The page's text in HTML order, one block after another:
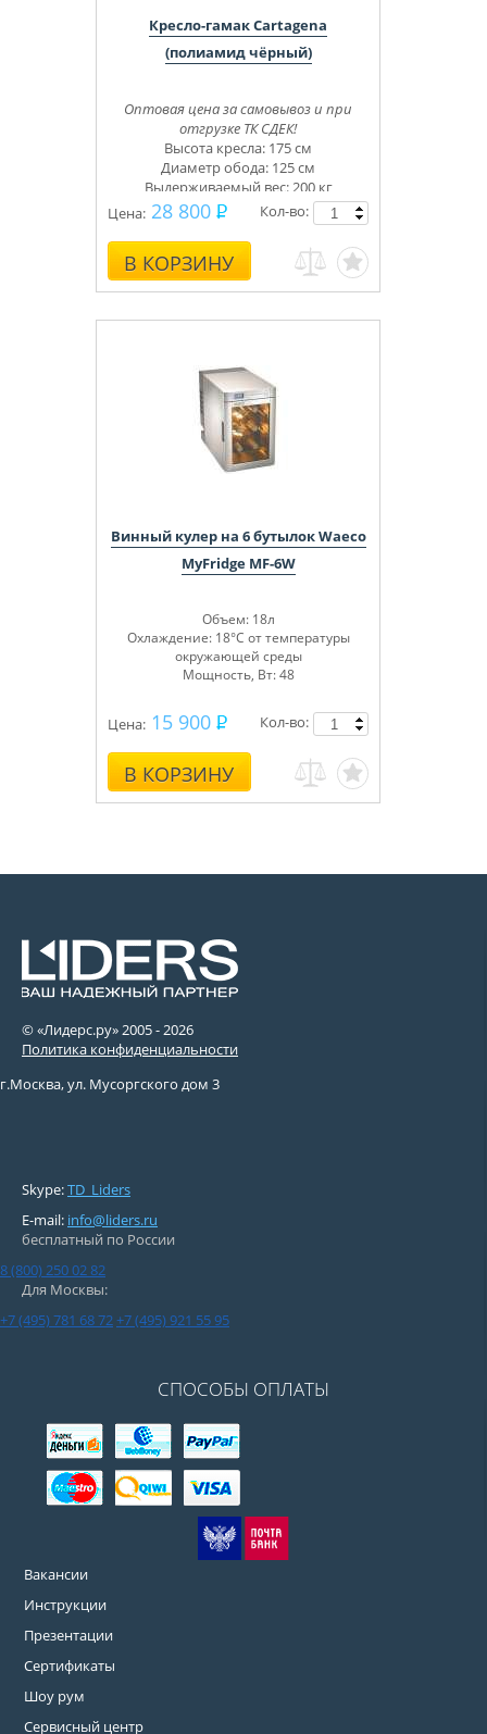
Кресло-гамак Cartagena
(полиамид чёрный)
Оптовая цена за самовывоз и при
отгрузке ТК СДЕК!
Высота кресла: 175 см
Диаметр обода: 125 см
Выдерживаемый вес: 200 кг
Цена: 28 800
В КОРЗИНУ
Кол-во:
Винный кулер на 6 бутылок Waeco
MyFridge MF-6W
Объем: 18л
Охлаждение: 18°C от температуры
окружающей среды
Мощность, Вт: 48
Цена: 15 900
В КОРЗИНУ
Кол-во:
© «Лидерс.ру» 2005 -2026
Политика конфиденциальности
г.Москва, ул. Мусоргского дом 3
Skype:TD_Liders
E-mail: info@liders.ru
бесплатный по России
8 (800) 250 02 82
Для Москвы:
+7 (495) 781 68 72+7 (495) 921 55 95
СПОСОБЫ ОПЛАТЫ
Вакансии
Инструкции
Презентации
Сертификаты
Шоу рум
Сервисный центр